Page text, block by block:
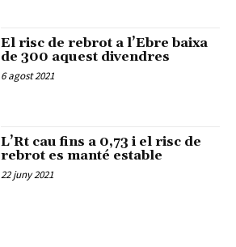
El risc de rebrot a l’Ebre baixa
de 300 aquest divendres
6 agost 2021
L’Rt cau fins a 0,73 i el risc de
rebrot es manté estable
22 juny 2021